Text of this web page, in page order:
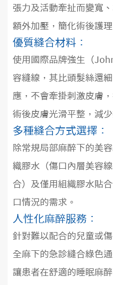
張力及活動牽扯而變寬
額外加壓，簡化術後護理
優質縫合材料：
使用國際品牌強生（
容縫線，其比頭髮絲還
應，不會牽掛刺激皮膚
術後皮膚光滑平整，減少
多種縫合方式選擇：
除常規局部麻醉下的美
織膠水（傷口內層美容
合）及僅用組織膠水貼
口情況的需求。
人性化麻醉服務：
針對難以配合的兒童或
全麻下的急診縫合綠色
讓患者在舒適的睡眠麻